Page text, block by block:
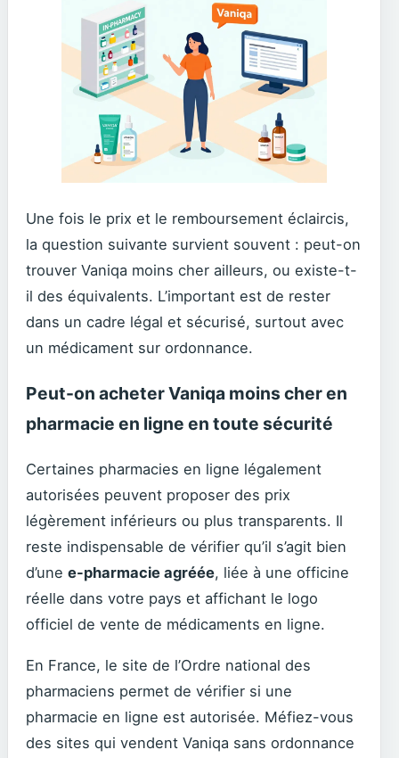
Une fois le prix et le remboursement éclaircis,
la question suivante survient souvent : peut-on
trouver Vaniqa moins cher ailleurs, ou existe-t-
il des équivalents. L’important est de rester
dans un cadre légal et sécurisé, surtout avec
un médicament sur ordonnance.
Peut-on acheter Vaniqa moins cher en
pharmacie en ligne en toute sécurité
Certaines pharmacies en ligne légalement
autorisées peuvent proposer des prix
légèrement inférieurs ou plus transparents. Il
reste indispensable de vérifier qu’il s’agit bien
d’une e-pharmacie agréée, liée à une officine
réelle dans votre pays et affichant le logo
officiel de vente de médicaments en ligne.
En France, le site de l’Ordre national des
pharmaciens permet de vérifier si une
pharmacie en ligne est autorisée. Méfiez-vous
des sites qui vendent Vaniqa sans ordonnance